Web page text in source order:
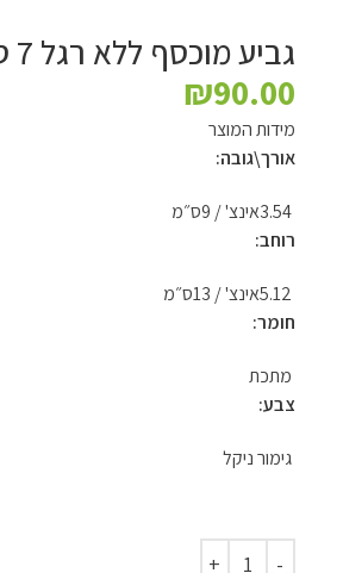
גביע מוכסף ללא רגל 7 ס"מ
₪90.00
מידות המוצר
אורך\גובה:
3.54אינצ' / 9ס״מ
רוחב:
5.12אינצ' / 13ס״מ
חומר:
מתכת
צבע:
גימור ניקל